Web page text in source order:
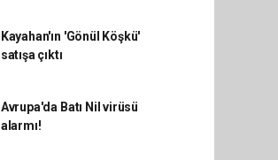
Kayahan'ın 'Gönül Köşkü'
satışa çıktı
Avrupa'da Batı Nil virüsü
alarmı!